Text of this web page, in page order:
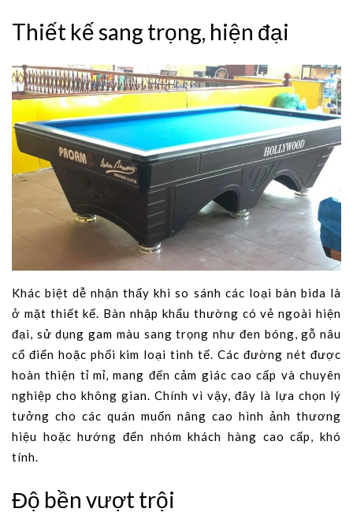
Thiết kế sang trọng, hiện đại
Khác biệt dễ nhận thấy khi so sánh các loại bàn bida là
ở mặt thiết kế. Bàn nhập khẩu thường có vẻ ngoài hiện
đại, sử dụng gam màu sang trọng như đen bóng, gỗ nâu
cổ điển hoặc phối kim loại tinh tế. Các đường nét được
hoàn thiện tỉ mỉ, mang đến cảm giác cao cấp và chuyên
nghiệp cho không gian. Chính vì vậy, đây là lựa chọn lý
tưởng cho các quán muốn nâng cao hình ảnh thương
hiệu hoặc hướng đến nhóm khách hàng cao cấp, khó
tính.
Độ bền vượt trội